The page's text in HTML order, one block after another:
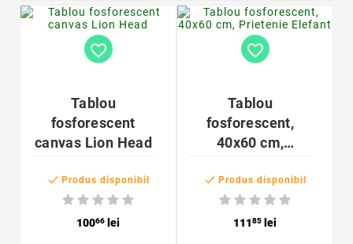
favorite_border
Tablou
fosforescent
canvas Lion Head
 Produs disponibil
10066 lei
favorite_border
Tablou
fosforescent,
40x60 cm,
 Produs disponibil
11185 lei